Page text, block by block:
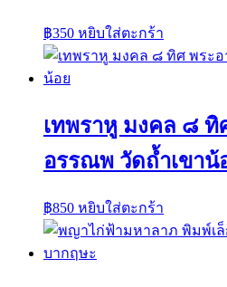
฿350 หยิบใส่ตะกร้า
เทพราหู มงคล ๘ ทิ
อรรณพ วัดถ้ำเขาน้
฿850 หยิบใส่ตะกร้า